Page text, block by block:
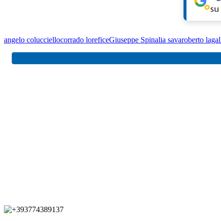
angelo colucciellocorrado loreficeGiuseppe Spinalia savaroberto